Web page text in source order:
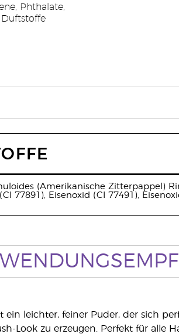
Phthalate,
(Amerikanische Zitterpappel)
77891), Eisenoxid (CI 77491),
ein leichter, feiner Puder, der sich
Look zu erzeugen. Perfekt für alle